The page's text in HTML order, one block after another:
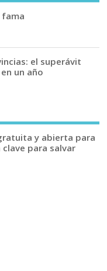
fama
el superávit
un año
y abierta para
clave para salvar